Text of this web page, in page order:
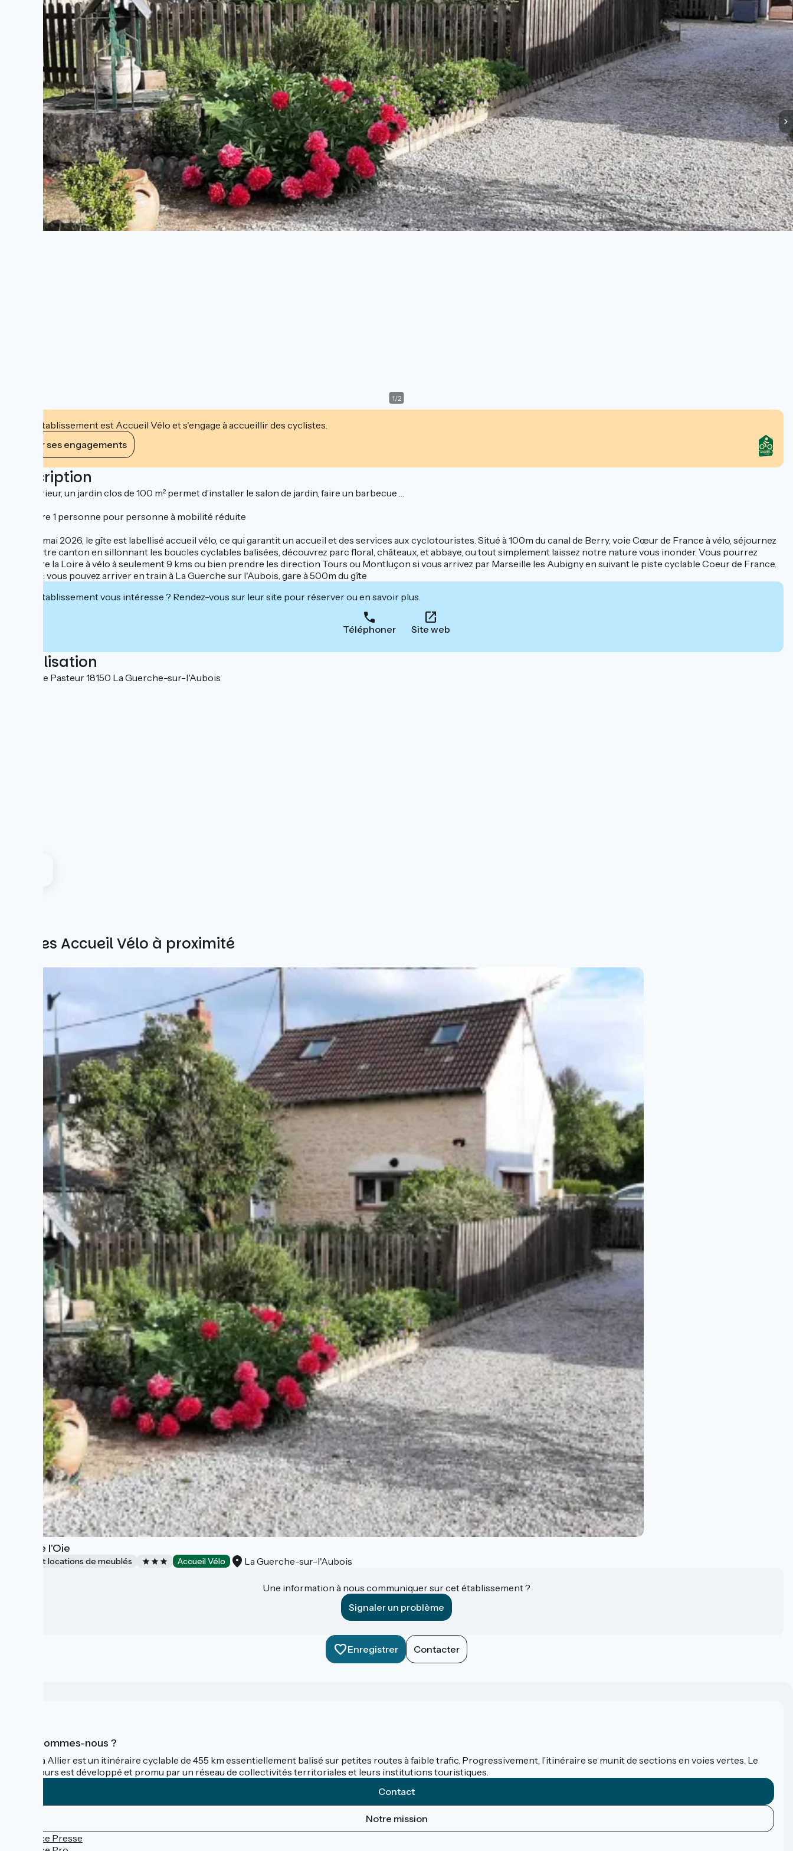
1/2
Cet établissement est Accueil Vélo et s'engage à accueillir des cyclistes.
Voir ses engagements
Description
À l’extérieur, un jardin clos de 100 m² permet d’installer le salon de jardin, faire un barbecue …
Chambre 1 personne pour personne à mobilité réduite
Depuis mai 2026, le gîte est labellisé accueil vélo, ce qui garantit un accueil et des services aux cyclotouristes. Situé à 100m du canal de Berry, voie Cœur de France à vélo, séjournez
dans notre canton en sillonnant les boucles cyclables balisées, découvrez parc floral, châteaux, et abbaye, ou tout simplement laissez notre nature vous inonder. Vous pourrez
rejoindre la Loire à vélo à seulement 9 kms ou bien prendre les direction Tours ou Montluçon si vous arrivez par Marseille les Aubigny en suivant le piste cyclable Coeur de France.
A noter: vous pouvez arriver en train à La Guerche sur l'Aubois, gare à 500m du gîte
Cet établissement vous intéresse ? Rendez-vous sur leur site pour réserver ou en savoir plus.
Téléphoner Site web
Localisation
2 bis Rue Pasteur 18150 La Guerche-sur-l'Aubois
Autres Accueil Vélo à proximité
Gîte de l'Oie
Gîtes et locations de meublés Accueil Vélo La Guerche-sur-l'Aubois
Une information à nous communiquer sur cet établissement ?
Signaler un problème
Enregistrer Contacter
Qui sommes-nous ?
La Via Allier est un itinéraire cyclable de 455 km essentiellement balisé sur petites routes à faible trafic. Progressivement, l’itinéraire se munit de sections en voies vertes. Le
parcours est développé et promu par un réseau de collectivités territoriales et leurs institutions touristiques.
Contact
Notre mission
Espace Presse